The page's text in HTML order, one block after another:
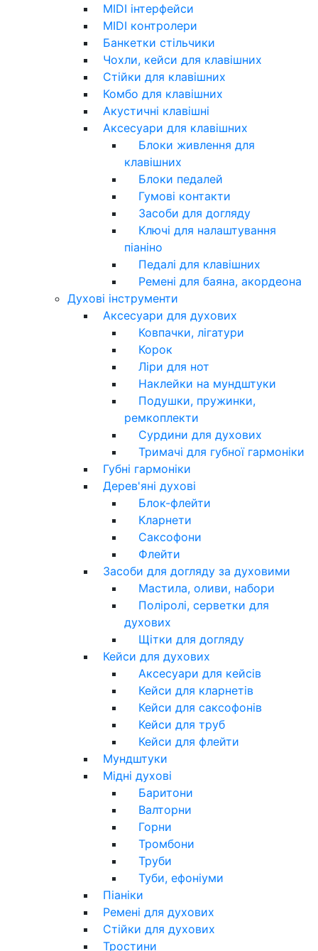
MIDI інтерфейси
MIDI контролери
Банкетки стільчики
Чохли, кейси для клавішних
Стійки для клавішних
Комбо для клавішних
Акустичні клавішні
Аксесуари для клавішних
Блоки живлення для
клавішних
Блоки педалей
Гумові контакти
Засоби для догляду
Ключі для налаштування
піаніно
Педалі для клавішних
Ремені для баяна, акордеона
Духові інструменти
Аксесуари для духових
Ковпачки, лігатури
Корок
Ліри для нот
Наклейки на мундштуки
Подушки, пружинки,
ремкоплекти
Сурдини для духових
Тримачі для губної гармоніки
Губні гармоніки
Дерев'яні духові
Блок-флейти
Кларнети
Саксофони
Флейти
Засоби для догляду за духовими
Мастила, оливи, набори
Поліролі, серветки для
духових
Щітки для догляду
Кейси для духових
Аксесуари для кейсів
Кейси для кларнетів
Кейси для саксофонів
Кейси для труб
Кейси для флейти
Мундштуки
Мідні духові
Баритони
Валторни
Горни
Тромбони
Труби
Туби, ефоніуми
Піаніки
Ремені для духових
Стійки для духових
Тростини